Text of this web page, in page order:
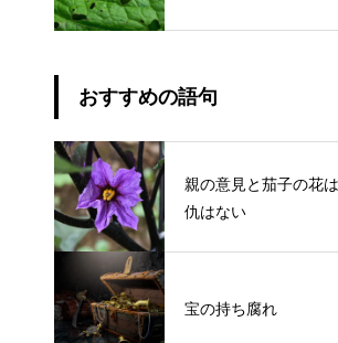
おすすめの語句
親の意見と茄子の花
仇はない
宝の持ち腐れ